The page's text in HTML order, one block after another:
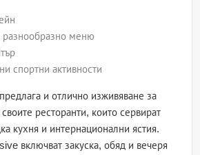
разнообразно меню
спортни активности
и отлично изживяване за
ресторанти, които сервират
кухня и интернационални ястия.
включват закуска, обяд и вечеря